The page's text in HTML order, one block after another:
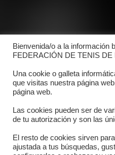
Bienvenida/o a la información
FEDERACIÓN DE TENIS
Una cookie o galleta
que visitas nuestra página
página web.
Las cookies pueden ser de
de tu autorización y son las
El resto de cookies sirven
ajustada a tus búsquedas,